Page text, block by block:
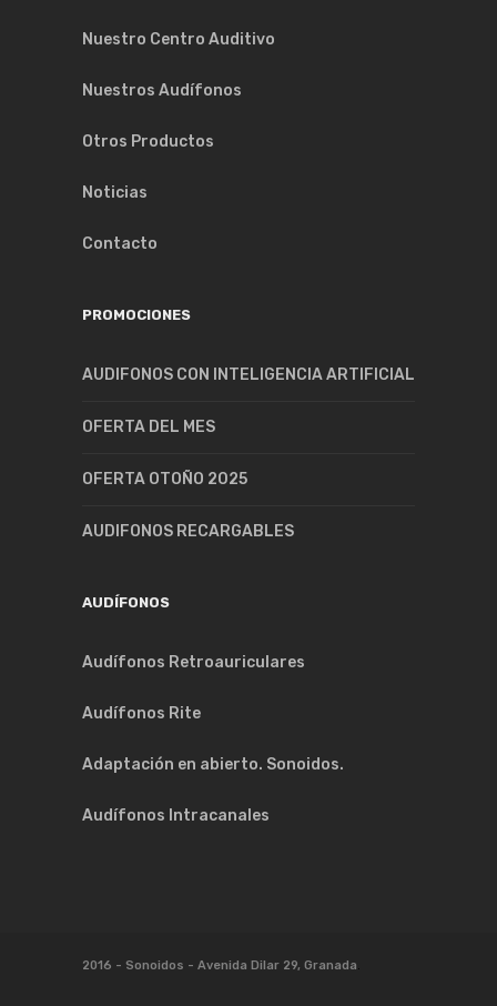
Nuestro Centro Auditivo
Nuestros Audífonos
Otros Productos
Noticias
Contacto
PROMOCIONES
AUDIFONOS CON INTELIGENCIA ARTIFICIAL
OFERTA DEL MES
OFERTA OTOÑO 2025
AUDIFONOS RECARGABLES
AUDÍFONOS
Audífonos Retroauriculares
Audífonos Rite
Adaptación en abierto. Sonoidos.
Audífonos Intracanales
2016 - Sonoidos - Avenida Dilar 29, Granada